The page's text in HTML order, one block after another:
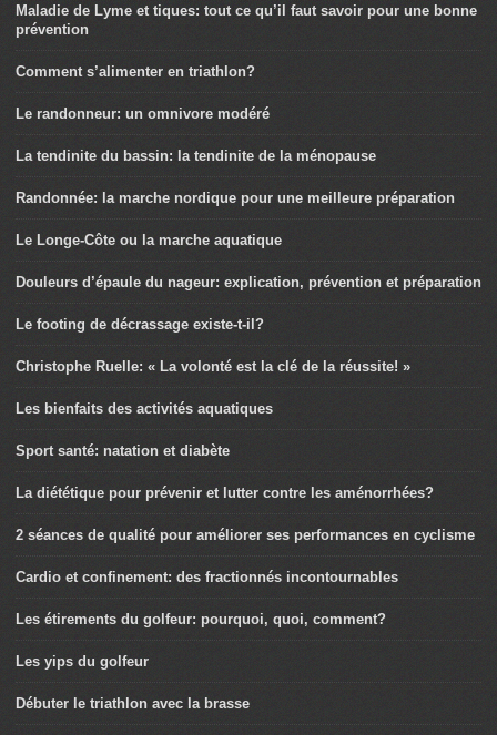
Maladie de Lyme et tiques: tout ce qu’il faut savoir pour une bonne
prévention
Comment s’alimenter en triathlon?
Le randonneur: un omnivore modéré
La tendinite du bassin: la tendinite de la ménopause
Randonnée: la marche nordique pour une meilleure préparation
Le Longe-Côte ou la marche aquatique
Douleurs d’épaule du nageur: explication, prévention et préparation
Le footing de décrassage existe-t-il?
Christophe Ruelle: « La volonté est la clé de la réussite! »
Les bienfaits des activités aquatiques
Sport santé: natation et diabète
La diététique pour prévenir et lutter contre les aménorrhées?
2 séances de qualité pour améliorer ses performances en cyclisme
Cardio et confinement: des fractionnés incontournables
Les étirements du golfeur: pourquoi, quoi, comment?
Les yips du golfeur
Débuter le triathlon avec la brasse